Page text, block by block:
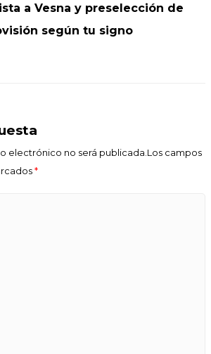
a Vesna y preselección de
según tu signo
electrónico no será publicada.Los campos
*